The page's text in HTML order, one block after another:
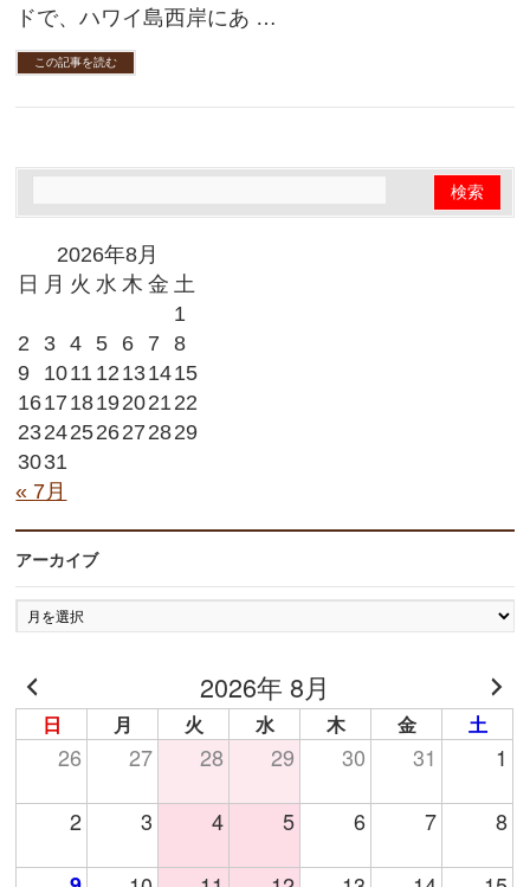
ドで、ハワイ島西岸にあ …
この記事を読む
2026年8月
日 月 火 水 木 金 土
1
2
3 4 5 6 7
8
9
1011 12 131415
1617 1819202122
2324252627 2829
3031
« 7月
アーカイブ
ア
ー
イ
ブ
2026年 8月
日 月 火 水 木 金 土
26 27 28 29 30 31 1
2 3 4 5 6 7 8